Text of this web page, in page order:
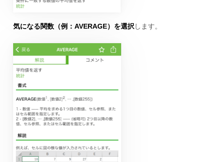
気になる関数（例：AVERAGE）を選択 します。